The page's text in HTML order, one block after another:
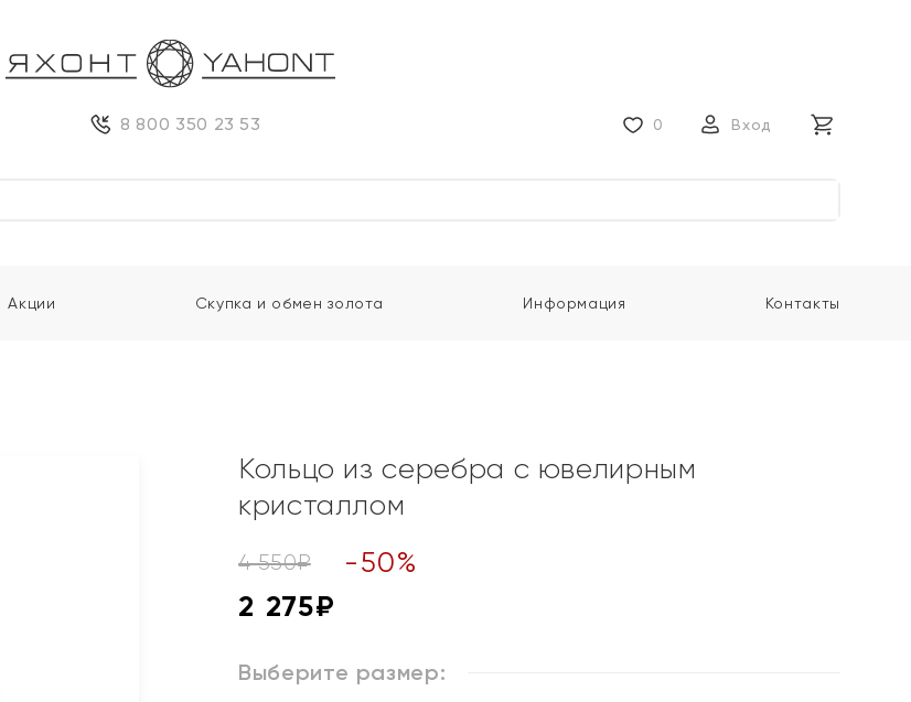
8 800 350 23 53 0 Вход
Акции Скупка и обмен золота Информация Контакты
Кольцо из серебра с ювелирным
кристаллом
4 550₽ -50%
2 275₽
Выберите размер: